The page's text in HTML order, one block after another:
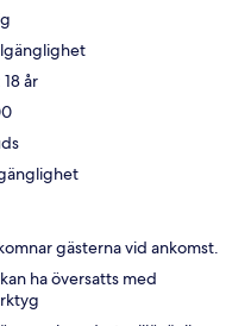
år
gästerna vid ankomst.
ha översatts med